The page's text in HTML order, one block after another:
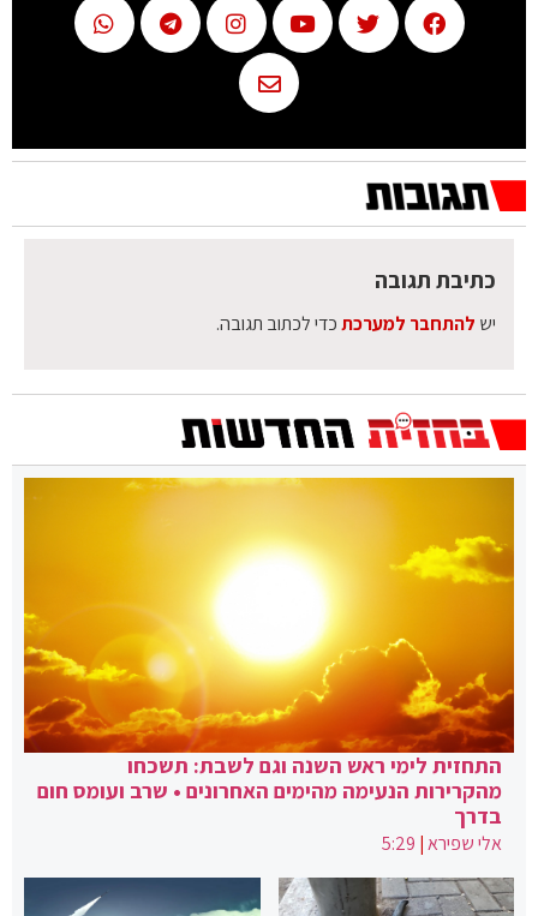
כתיבת תגובה
יש להתחבר למערכתכדי לכתוב תגובה.
התחזית לימי ראש השנה וגם לשבת: תשכחו
מהקרירות הנעימה מהימים האחרונים • שרב ועומס חום
בדרך
אלי שפירא|
5:29